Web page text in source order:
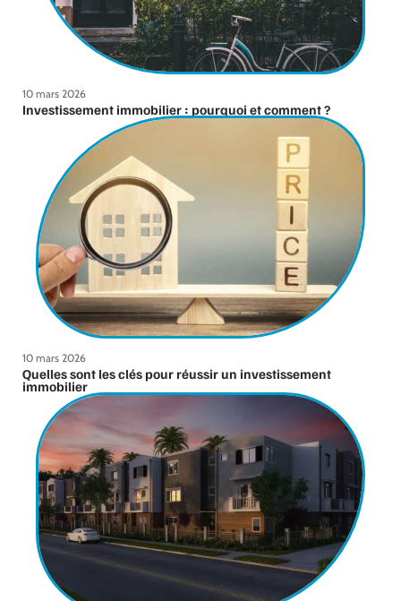
10 mars 2026
Investissement immobilier : pourquoi et comment ?
10 mars 2026
Quelles sont les clés pour réussir un investissement
immobilier